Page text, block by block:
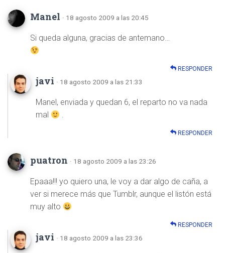
Manel · 18 agosto 2009 a las 20:45
Si queda alguna, gracias de antemano…
RESPONDER
javi · 18 agosto 2009 a las 21:33
Manel, enviada y quedan 6, el reparto no va nada
mal
.
RESPONDER
puatron · 18 agosto 2009 a las 23:26
Epaaa!!! yo quiero una, le voy a dar algo de caña, a
ver si merece más que Tumblr, aunque el listón está
muy alto
RESPONDER
javi · 18 agosto 2009 a las 23:36